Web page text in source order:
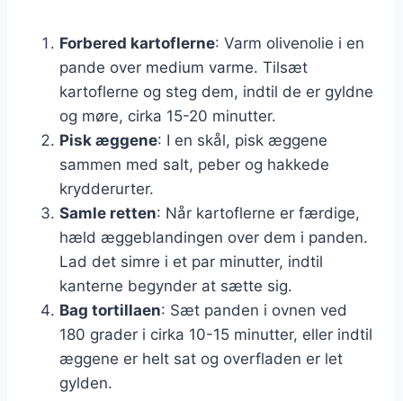
Forbered kartoflerne: Varm olivenolie i en
pande over medium varme. Tilsæt
kartoflerne og steg dem, indtil de er gyldne
og møre, cirka 15-20 minutter.
Pisk æggene: I en skål, pisk æggene
sammen med salt, peber og hakkede
krydderurter.
Samle retten: Når kartoflerne er færdige,
hæld æggeblandingen over dem i panden.
Lad det simre i et par minutter, indtil
kanterne begynder at sætte sig.
Bag tortillaen: Sæt panden i ovnen ved
180 grader i cirka 10-15 minutter, eller indtil
æggene er helt sat og overfladen er let
gylden.